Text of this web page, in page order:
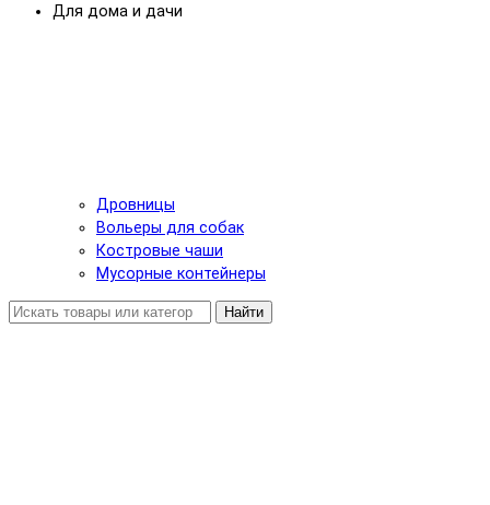
Для дома и дачи
Дровницы
Вольеры для собак
Костровые чаши
Мусорные контейнеры
Найти